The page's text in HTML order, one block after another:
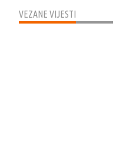
VEZANE VIJESTI